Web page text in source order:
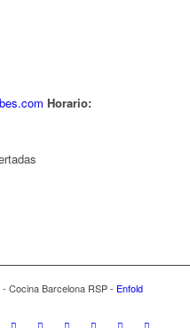
Horario:
Cocina Barcelona RSP - Enfold